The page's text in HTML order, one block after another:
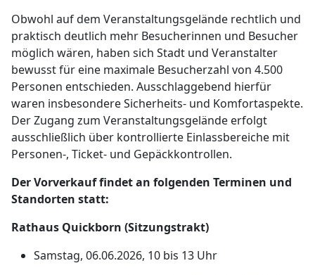
Obwohl auf dem Veranstaltungsgelände rechtlich und
praktisch deutlich mehr Besucherinnen und Besucher
möglich wären, haben sich Stadt und Veranstalter
bewusst für eine maximale Besucherzahl von 4.500
Personen entschieden. Ausschlaggebend hierfür
waren insbesondere Sicherheits- und Komfortaspekte.
Der Zugang zum Veranstaltungsgelände erfolgt
ausschließlich über kontrollierte Einlassbereiche mit
Personen-, Ticket- und Gepäckkontrollen.
Der Vorverkauf findet an folgenden Terminen und
Standorten statt:
Rathaus Quickborn (Sitzungstrakt)
Samstag, 06.06.2026, 10 bis 13 Uhr